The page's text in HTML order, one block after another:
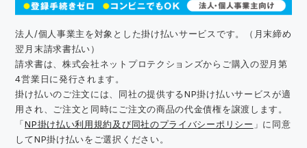
法人/個人事業主を対象とした掛け払いサービスです。（月末締め
翌月末請求書払い）
請求書は、株式会社ネットプロテクションズからご購入の翌月第
4営業日に発行されます。
掛け払いのご注文には、同社の提供するNP掛け払いサービスが適
用され、ご注文と同時にご注文の商品の代金債権を譲渡します。
「NP掛け払い利用規約及び同社のプライバシーポリシー 」に同意
してNP掛け払いをご選択ください。